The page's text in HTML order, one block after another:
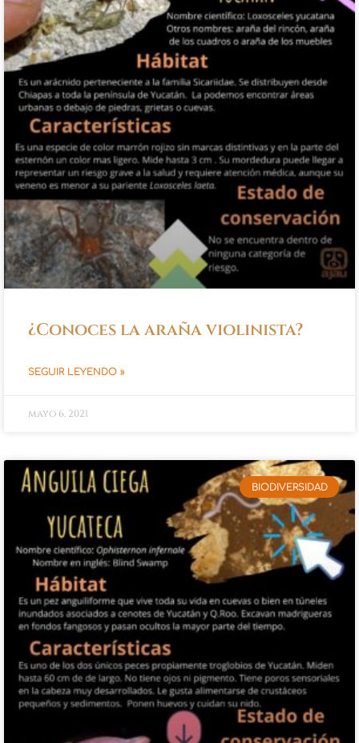
¿Conoces la araña violinista?
SEGUIR LEYENDO »
mayo 6, 2021
BIODIVERSIDAD